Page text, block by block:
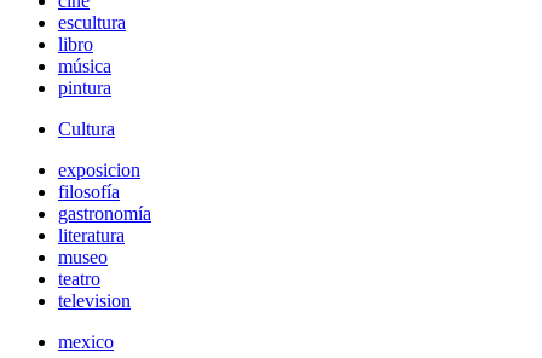
escultura
libro
música
pintura
Cultura
exposicion
filosofía
gastronomía
literatura
museo
teatro
television
mexico